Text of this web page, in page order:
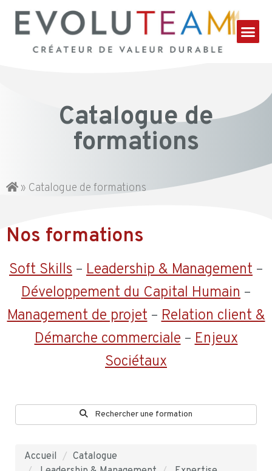
Catalogue de
formations
» Catalogue de formations
Nos formations
Soft Skills – Leadership & Management –
Développement du Capital Humain –
Management de projet–Relation client &
Démarche commerciale–Enjeux
Sociétaux
Rechercher une formation
Accueil
Catalogue